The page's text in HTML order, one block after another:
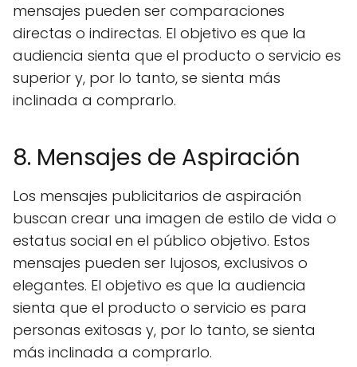
mensajes pueden ser comparaciones
directas o indirectas. El objetivo es que la
audiencia sienta que el producto o servicio es
superior y, por lo tanto, se sienta más
inclinada a comprarlo.
8. Mensajes de Aspiración
Los mensajes publicitarios de aspiración
buscan crear una imagen de estilo de vida o
estatus social en el público objetivo. Estos
mensajes pueden ser lujosos, exclusivos o
elegantes. El objetivo es que la audiencia
sienta que el producto o servicio es para
personas exitosas y, por lo tanto, se sienta
más inclinada a comprarlo.